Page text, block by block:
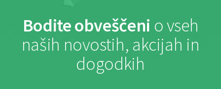
Bodite obveščeni o vseh
naših novostih, akcijah in
dogodkih